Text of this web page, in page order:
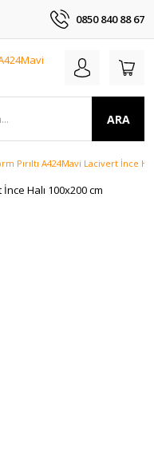
0850 840 88 67
ARA
Pırıltı A424Mavi Lacivert İnce